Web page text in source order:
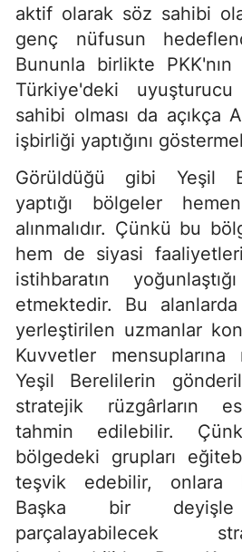
aktif olarak söz sahibi
genç nüfusun
Bununla birlikte
Türkiye'deki
sahibi olması da açıkça
işbirliği yaptığını
Görüldüğü gibi Yeşil
yaptığı bölgeler
alınmalıdır. Çünkü bu
hem de siyasi
istihbaratın
etmektedir. Bu
yerleştirilen uzmanlar
Kuvvetler mensuplarına
Yeşil Berelilerin
stratejik rüzgârların
tahmin edilebilir.
bölgedeki grupları
teşvik edebilir, onlara
Başka bir
parçalayabilecek